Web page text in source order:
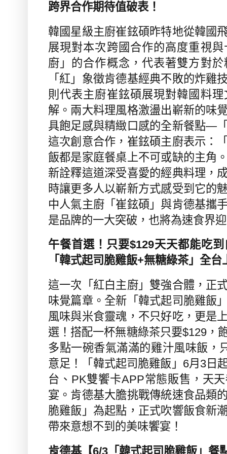
跨界合作期待值破表！
韓國星級主廚崔鉉碩昨特地從韓國
展現對本次跨國合作的高度重視
廚」的合作概念，代表著雙方對
「紅」象徵肯德基經典不敗的炸雞
則代表主廚崔鉉碩展現對韓國料
解。兩大料理風格激盪出嶄新的味
具飽足感與精緻口感的全新餐點—
這次創意合作，崔鉉碩主廚表示：
飯都是家庭餐桌上不可或缺的主角
新詮釋這道深受喜愛的經典料理，
時讓更多人以嶄新方式感受到它的
中人氣主廚「崔鉉碩」與肯德基攜
是品牌的一大突破，也將為速食界
午餐首選！只要$129天天都能吃
「韓式起司脆雞飯+無糖綠茶」全台
這一次「紅白主廚」雙強合體，正
味覺篇章。全新「韓式起司脆雞飯
風味與米食靈魂，不只好吃，更是
選！搭配一杯無糖綠茶只要$129，
多點一碗香氣滿滿的雞汁風味飯，
意足！「韓式起司脆雞飯」 6月 3 日
台、 PK雙饗卡APP常態販售，天
宴。肯德基大膽挑戰傳統速食品類
脆雞飯」為起點，正式吹響飯食新
帶來意想不到的美味饗宴！
肯德基【6/3 「韓式起司脆雞飯」餐